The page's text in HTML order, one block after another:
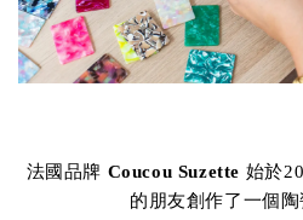
法國品牌 Coucou Suzette 始於
的朋友創作了一個陶